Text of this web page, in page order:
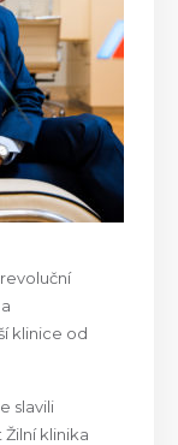
klinice od
slavili
klinika